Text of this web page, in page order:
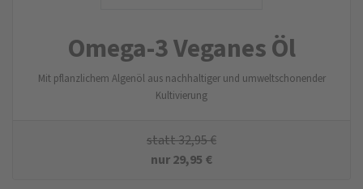
Omega-3 Veganes Öl
Mit pflanzlichem Algenöl aus nachhaltiger und umweltschonender
Kultivierung
statt32,95€
nur29,95 €